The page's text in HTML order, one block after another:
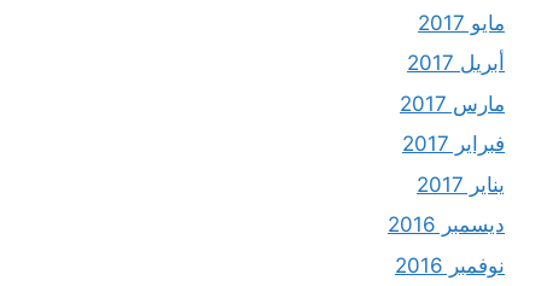
مايو 2017
أبريل 2017
مارس 2017
فبراير 2017
يناير 2017
ديسمبر 2016
نوفمبر 2016